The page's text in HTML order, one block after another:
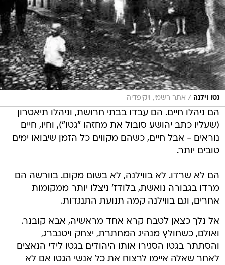
גטו וילנה / אתר רשמי, ויקיפדיה
הם ניהלו חיים. הם עבדו בבתי חרושת, וניהלו תיאטרון
(שעליו כתב יהושע סובול את מחזהו "גטו"), וחיו, חיים
נוראים - אבל חיים, כשהם מקווים כל הזמן שיבואו ימים
טובים יותר.
הם לא שרדו. לא בווילנה, לא בשום מקום. בוורשה הם
מרדו בגבורה נואשת, בלודז' ניצלו יותר ממקומות
אחרים, וגם בווילנה קמה תנועת התנגדות.
אל נלך כצאן לטבח קרא אחד מראשיה, אבא קובנר.
ואולם, כשחולץ מנהיג המחתרת, יצחק ויטנברג,
והסתתר בגטו הסגירו אותו היהודים בגטו לידי הנאצים
לאחר שאלה איימו לרצוח את כל אנשי הגטו אם לא